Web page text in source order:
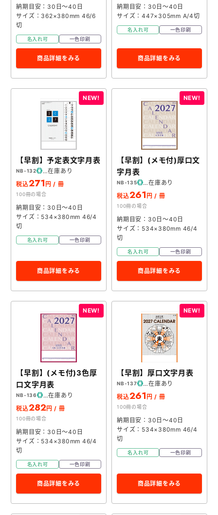
納期目安：30日～40日
サイズ：362×380mm 46/6
切
名入れ可 一色印刷
商品詳細をみる
納期目安：30日～40日
サイズ：447×305mm A/4切
名入れ可 一色印刷
商品詳細をみる
【早割】予定表文字月表
NB-132
在庫あり
税込271 円 / 冊
100冊の場合
納期目安：30日～40日
サイズ：534×380mm 46/4
切
名入れ可 一色印刷
商品詳細をみる
【早割】(メモ付)厚口文
字月表
NB-135
在庫あり
税込261 円 / 冊
100冊の場合
納期目安：30日～40日
サイズ：534×380mm 46/4
切
名入れ可 一色印刷
商品詳細をみる
【早割】(メモ付)3色厚
口文字月表
NB-136
在庫あり
税込282円 / 冊
100冊の場合
納期目安：30日～40日
サイズ：534×380mm 46/4
切
名入れ可 一色印刷
商品詳細をみる
【早割】厚口文字月表
NB-137
在庫あり
税込261 円 / 冊
100冊の場合
納期目安：30日～40日
サイズ：534×380mm 46/4
切
名入れ可 一色印刷
商品詳細をみる